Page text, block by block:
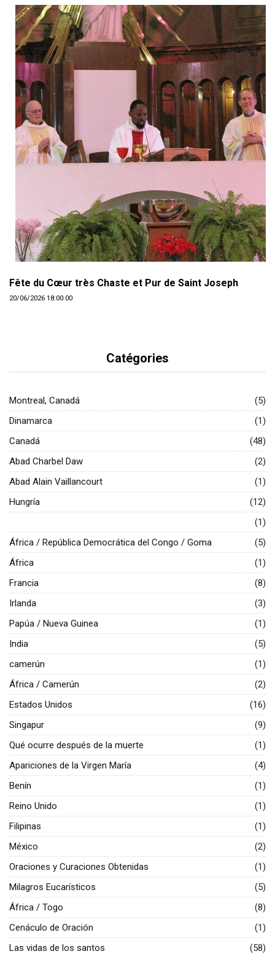
Fête du Cœur très Chaste et Pur de Saint Joseph
20/06/2026 18:00:00
Catégories
Montreal, Canadá
(5)
Dinamarca
(1)
Canadá
(48)
Abad Charbel Daw
(2)
Abad Alain Vaillancourt
(1)
Hungría
(12)
(1)
África / República Democrática del Congo / Goma
(5)
África
(1)
Francia
(8)
Irlanda
(3)
Papúa / Nueva Guinea
(1)
India
(5)
camerún
(1)
África / Camerún
(2)
Estados Unidos
(16)
Singapur
(9)
Qué ocurre después de la muerte
(1)
Apariciones de la Virgen María
(4)
Benín
(1)
Reino Unido
(1)
Filipinas
(1)
México
(2)
Oraciones y Curaciones Obtenidas
(1)
Milagros Eucarísticos
(5)
África / Togo
(8)
Cenáculo de Oración
(1)
Las vidas de los santos
(58)